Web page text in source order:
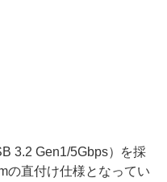
3.2 Gen1/5Gbps）を採
の直付け仕様となってい